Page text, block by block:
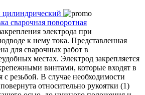
сварочная поворотная
электрода при
к нему тока. Представленная
для сварочных работ в
местах. Электрод закрепляется
винтами, которые входят в
с резьбой. В случае необходимости
относительно рукоятки (1)